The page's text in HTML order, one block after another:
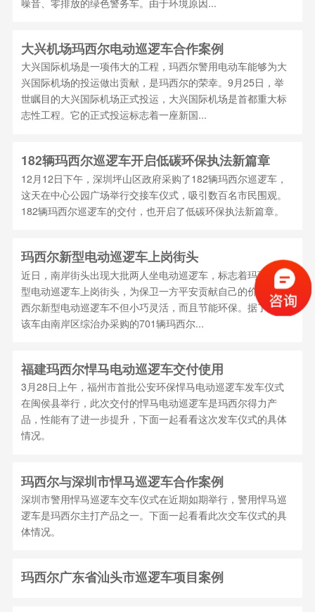
大兴机场玛西尔电动巡逻车合作案例
大兴国际机场是一项伟大的工程，玛西尔警用电动车能够为大
兴国际机场的投运做出贡献，是玛西尔的荣幸。9月25日，举
世瞩目的大兴国际机场正式投运，大兴国际机场是首都重大标
志性工程。它的正式投运标志着一座新国...
182辆玛西尔巡逻车开启低碳环保执法新篇章
12月12日下午，深圳坪山区政府采购了182辆玛西尔巡逻车，
这天在中心公园广场举行交接车仪式，吸引数百名市民围观。
182辆玛西尔巡逻车的交付，也开启了低碳环保执法新篇章。
玛西尔新型电动巡逻车上岗街头
近日，南岸街头出现大批两人坐电动巡逻车，标志着玛西尔新
型电动巡逻车上岗街头，为保卫一方平安贡献自己的价值。玛
西尔新型电动巡逻车不但小巧灵活，而且节能环保。据了解，
该车由南岸区综治办采购的701辆玛西尔...
福建玛西尔悍马电动巡逻车交付使用
3月28日上午，福州市首批公安环保悍马电动巡逻车发车仪式
在闽侯县举行，此次交付的悍马电动巡逻车是玛西尔得力产
品，性能有了进一步提升，下面一起看看这次发车仪式的具体
情况。
玛西尔与深圳市悍马巡逻车合作案例
深圳市警用悍马巡逻车交车仪式在近期如期举行，警用悍马巡
逻车是玛西尔主打产品之一。下面一起看看此次交车仪式的具
体情况。
玛西尔广东省汕头市巡逻车项目案例